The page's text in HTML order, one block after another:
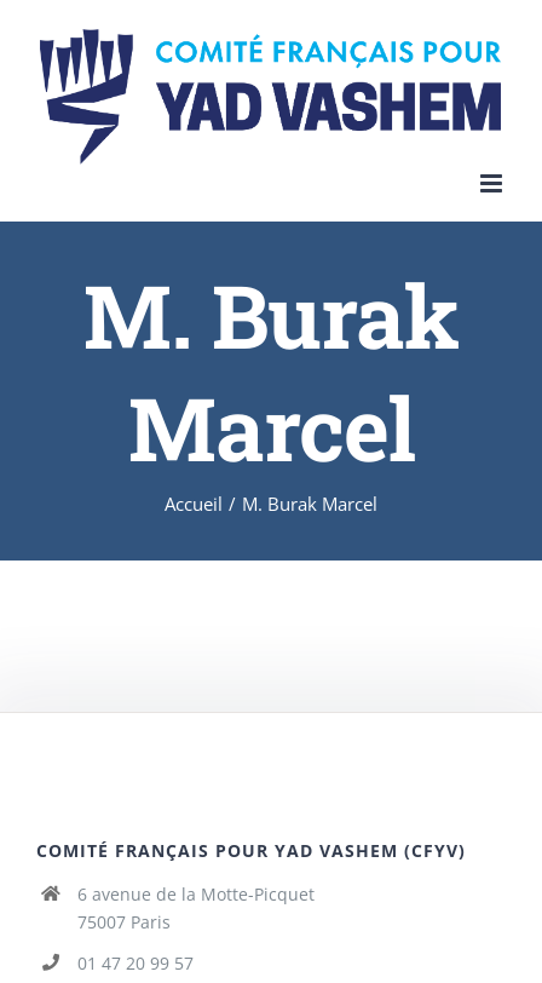
content
M. Burak
Marcel
Accueil / M. Burak Marcel
COMITÉ FRANÇAIS POUR YAD VASHEM (CFYV)
6 avenue de la Motte-Picquet
75007 Paris
01 47 20 99 57